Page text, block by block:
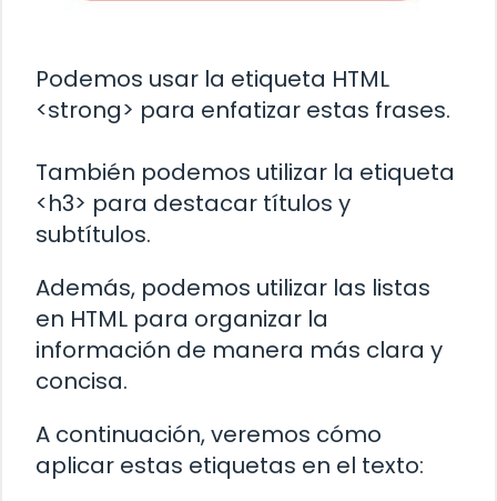
Podemos usar la etiqueta HTML
<strong> para enfatizar estas frases.
También podemos utilizar la etiqueta
<h3> para destacar títulos y
subtítulos.
Además, podemos utilizar las listas
en HTML para organizar la
información de manera más clara y
concisa.
A continuación, veremos cómo
aplicar estas etiquetas en el texto: